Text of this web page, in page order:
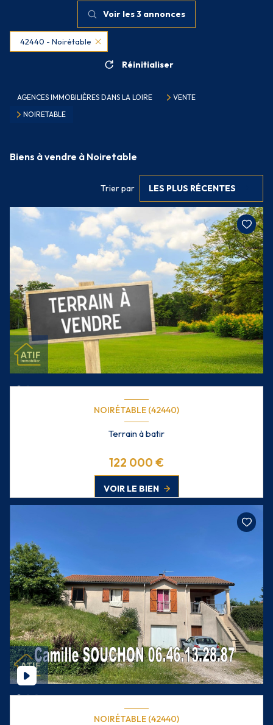
Voir les3 annonces
42440 - Noirétable
Réinitialiser
AGENCES IMMOBILIÈRES DANS LA LOIRE
VENTE
NOIRETABLE
Biens à vendre à Noiretable
Trier par LES PLUS RÉCENTES
NOIRÉTABLE (42440)
Terrain à batir
122 000 €
VOIR LE BIEN
NOIRÉTABLE (42440)